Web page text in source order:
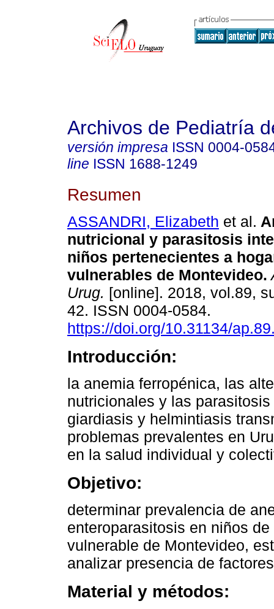
Archivos de Pediatría
versión impresa ISSN 0004-
line ISSN 1688-1249
Resumen
ASSANDRI, Elizabeth et al.
nutricional y parasitosis
niños pertenecientes a
vulnerables de Montevideo.
Urug. [online]. 2018, vol.89,
42. ISSN 0004-0584.
https://doi.org/10.31134/
Introducción:
la anemia ferropénica, las
nutricionales y las
giardiasis y helmintiasis
problemas prevalentes en
en la salud individual y
Objetivo:
determinar prevalencia de
enteroparasitosis en niños
vulnerable de Montevideo,
analizar presencia de
Material y métodos: